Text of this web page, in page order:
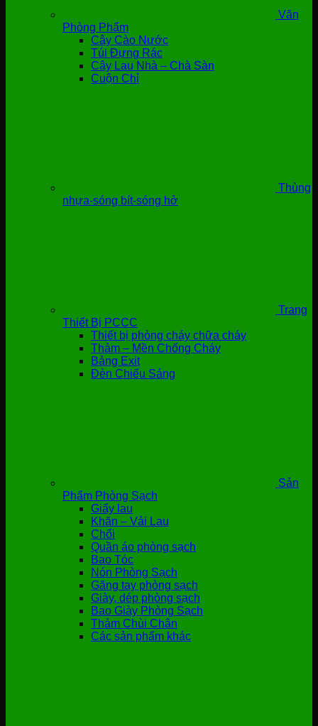
Văn
Phòng Phẩm
Cây Cào Nước
Túi Đựng Rác
Cây Lau Nhà – Chà Sàn
Cuộn Chỉ
Thùng
nhựa-sóng bít-sóng hở
Trang
Thiết Bị PCCC
Thiết bị phòng cháy chữa cháy
Thảm – Mền Chống Cháy
Bảng Exit
Đèn Chiếu Sáng
Sản
Phẩm Phòng Sạch
Giấy lau
Khăn – Vải Lau
Chổi
Quần áo phòng sạch
Bao Tóc
Nón Phòng Sạch
Găng tay phòng sạch
Giày, dép phòng sạch
Bao Giày Phòng Sạch
Thảm Chùi Chân
Các sản phẩm khác